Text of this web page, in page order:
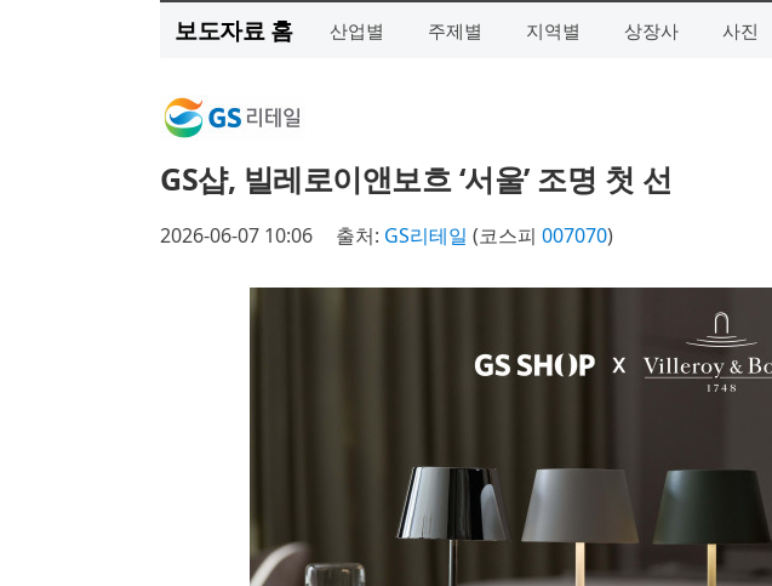
보도자료 홈 산업별 주제별 지역별 상장사 사진
GS샵, 빌레로이앤보흐 ‘서울’ 조명 첫 선
2026-06-07 10:06 출처: GS리테일 (코스피 007070)